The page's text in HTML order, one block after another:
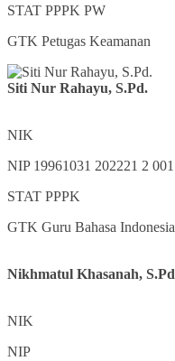
STAT PPPK PW
GTK Petugas Keamanan
Siti Nur Rahayu, S.Pd.
NIK
NIP 19961031 202221 2 001
STAT PPPK
GTK Guru Bahasa Indonesia
Nikhmatul Khasanah, S.Pd
NIK
NIP